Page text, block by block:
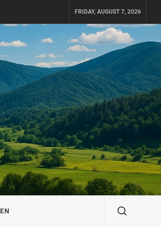
FRIDAY, AUGUST 7, 2026
EN